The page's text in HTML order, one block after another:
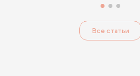
Все статьи